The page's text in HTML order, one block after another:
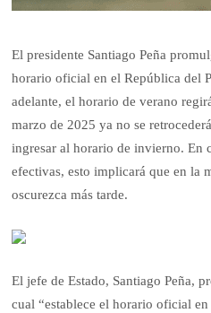
El presidente Santiago Peña
horario oficial en el República del
adelante, el horario de verano
marzo de 2025 ya no se
ingresar al horario de invierno. En
efectivas, esto implicará que en la
oscurezca más tarde.
El jefe de Estado, Santiago Peña,
cual “establece el horario oficial